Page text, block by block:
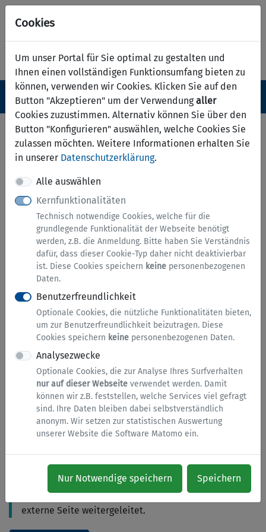
Cookies
Um unser Portal für Sie optimal zu gestalten und
Ihnen einen vollständigen Funktionsumfang bieten zu
können, verwenden wir Cookies. Klicken Sie auf den
Button "Akzeptieren" um der Verwendungaller
Cookies zuzustimmen. Alternativ können Sie über den
Button "Konfigurieren" auswählen, welche Cookies Sie
zulassen möchten. Weitere Informationen erhalten Sie
in unserer Datenschutzerklärung.
Alle auswählen
Kernfunktionalitäten
Technisch notwendige Cookies, welche für die
grundlegende Funktionalität der Webseite benötigt
werden, z.B. die Anmeldung. Bitte haben Sie Verständnis
dafür, dass dieser Cookie-Typ daher nicht deaktivierbar
ist. Diese Cookies speichern keine personenbezogenen
Daten.
Benutzerfreundlichkeit
Optionale Cookies, die nützliche Funktionalitäten bieten,
um zur Benutzerfreundlichkeit beizutragen. Diese
Cookies speichern keine personenbezogenen Daten.
Analysezwecke
Optionale Cookies, die zur Analyse Ihres Surfverhalten
nur auf dieser Webseite verwendet werden. Damit
können wir z.B. feststellen, welche Services viel gefragt
sind. Ihre Daten bleiben dabei selbstverständlich
anonym. Wir setzen zur statistischen Auswertung
unserer Website die Software Matomo ein.
Nur Notwendige speichern Speichern
Navigation ein-/ausblenden
Menü
BuT -
Teilnahmebescheinigung für
die Mittagsverpflegung
Hinweise zu diesem Service
Hier bescheinigen Leistungsanbieter die Teilnahme
an der Mittagsverpflegung.
Aus Praktikabiliätsgründen können Sie alternativ
hier auch die Bescheinigung als PDF-Formular
herunterladen:Formular
Aufgrund eines erhöhten Antragsaufkommens liegt
die Bearbeitungszeit bei ca. 3 Monaten. Gehen die
Antragsunterlagen hier vollständig ein, wird eine
unkomplizierte und schnelle Bearbeitung erfolgen.
Bitte sehen Sie daher von Sachstandsanfragen oder
Nachfragen über den Eingang von Unterlagen ab.
Sie erhalten unaufgefordert Nachricht.
Hinweis
Mit Klick auf den Button werden Sie auf eine
externe Seite weitergeleitet.